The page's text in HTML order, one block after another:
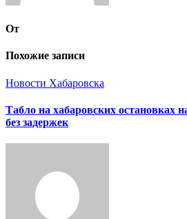
От
Похожие записи
Новости Хабаровска
Табло на хабаровских остановках
без задержек